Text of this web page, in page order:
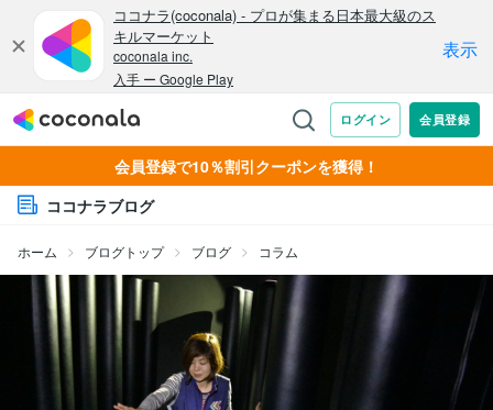
会員登録で10％割引クーポンを獲得！
ココナラブログ
ホーム ブログトップ ブログ コラム